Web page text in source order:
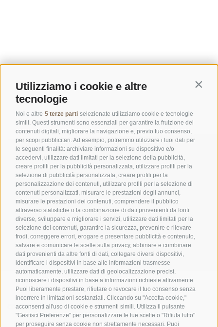
Utilizziamo i cookie e altre
tecnologie
Noi e altre 5 terze parti selezionate utilizziamo cookie e tecnologie
simili. Questi strumenti sono essenziali per garantire la fruizione dei
contenuti digitali, migliorare la navigazione e, previo tuo consenso,
per scopi pubblicitari. Ad esempio, potremmo utilizzare i tuoi dati per
le seguenti finalità: archiviare informazioni su dispositivo e/o
accedervi, utilizzare dati limitati per la selezione della pubblicità,
creare profili per la pubblicità personalizzata, utilizzare profili per la
selezione di pubblicità personalizzata, creare profili per la
personalizzazione dei contenuti, utilizzare profili per la selezione di
contenuti personalizzati, misurare le prestazioni degli annunci,
misurare le prestazioni dei contenuti, comprendere il pubblico
attraverso statistiche o la combinazione di dati provenienti da fonti
diverse, sviluppare e migliorare i servizi, utilizzare dati limitati per la
selezione dei contenuti, garantire la sicurezza, prevenire e rilevare
frodi, correggere errori, erogare e presentare pubblicità e contenuto,
salvare e comunicare le scelte sulla privacy, abbinare e combinare
dati provenienti da altre fonti di dati, collegare diversi dispositivi,
identificare i dispositivi in base alle informazioni trasmesse
automaticamente, utilizzare dati di geolocalizzazione precisi,
riconoscere i dispositivi in base a informazioni richieste attivamente.
Puoi liberamente prestare, rifiutare o revocare il tuo consenso senza
incorrere in limitazioni sostanziali. Cliccando su "Accetta cookie,"
acconsenti all'uso di cookie e strumenti simili. Utilizza il pulsante
"Gestisci Preferenze" per personalizzare le tue scelte o "Rifiuta tutto"
per proseguire senza cookie non strettamente necessari. Puoi
UFFICIO PER IL PARCO NAZIONALE DELLO STELVIO
SOCIAL MEDIA POLICY | CREDITS | MAPPA DEL SITO | COOKIE POLICY | PRIVACY
Preferenze Cookies
CONTATTI CENTRI VISITATORI